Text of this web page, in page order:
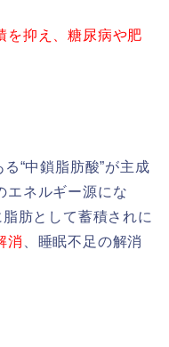
を抑え、糖尿病や肥
“中鎖脂肪酸”が主成
エネルギー源にな
肪として蓄積されに
消
、睡眠不足の解消